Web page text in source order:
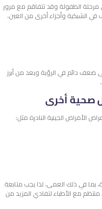
مرحلة الطفولة وقد تتفاقم مع مرور
الشبكية وأجزاء أخرى من العين،
ضعف دائم في الرؤية ويعد من أبرز
صحية أخرى
الأمراض الجينية النادرة مثل:
في ذلك العمى، لذا يجب متابعة
مع الأطباء لتفادي المزيد من